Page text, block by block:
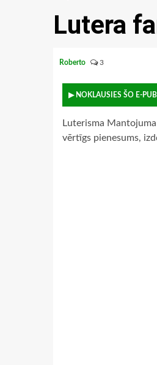
Lutera
Roberto 3
▶ NOKLAUSIES ŠO E-
Luterisma
vērtīgs pienesums,